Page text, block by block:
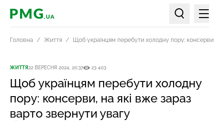
PMG.ua
Пошук по
Головна Життя Щоб українцям перебути холодну пору: консерви,
ЖИТТЯ22 ВЕРЕСНЯ 2024, 20:37 23 403
Щоб українцям перебути холодну
пору: консерви, на які вже зараз
варто звернути увагу